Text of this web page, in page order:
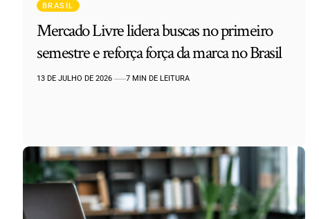
BRASIL
Mercado Livre lidera buscas no primeiro
semestre e reforça força da marca no Brasil
13 DE JULHO DE 2026 7 MIN DE LEITURA